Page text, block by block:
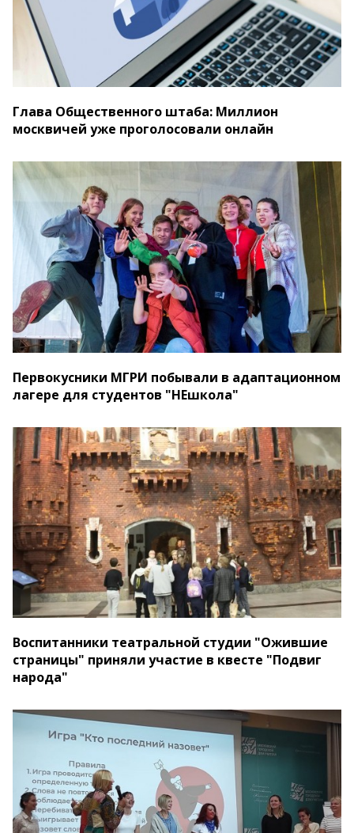
Глава Общественного штаба: Миллион
москвичей уже проголосовали онлайн
Первокусники МГРИ побывали в адаптационном
лагере для студентов "НЕшкола"
Воспитанники театральной студии "Ожившие
страницы" приняли участие в квесте "Подвиг
народа"